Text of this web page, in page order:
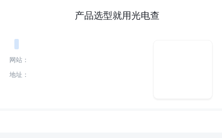
产品选型就用光电查
网站：
地址：